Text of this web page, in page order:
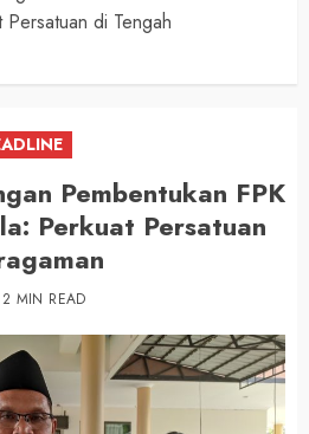
Persatuan di Tengah
Pembentukan FPK
Perkuat Persatuan
2 MIN READ